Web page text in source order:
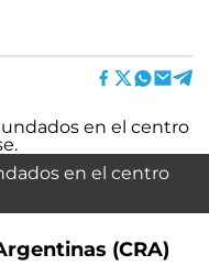
en el centro
(CRA)